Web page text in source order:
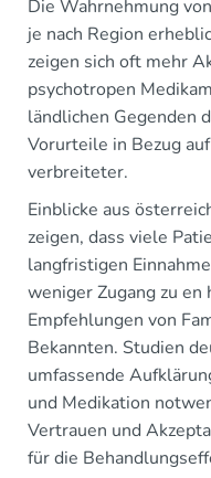
Die Wahrnehmung
je nach Region
zeigen sich oft mehr
psychotropen
ländlichen Gegenden
Vorurteile in Bezug
verbreiteter.
Einblicke aus
zeigen, dass viele
langfristigen
weniger Zugang zu en
Empfehlungen von
Bekannten. Studien
umfassende
und Medikation
Vertrauen und
für die